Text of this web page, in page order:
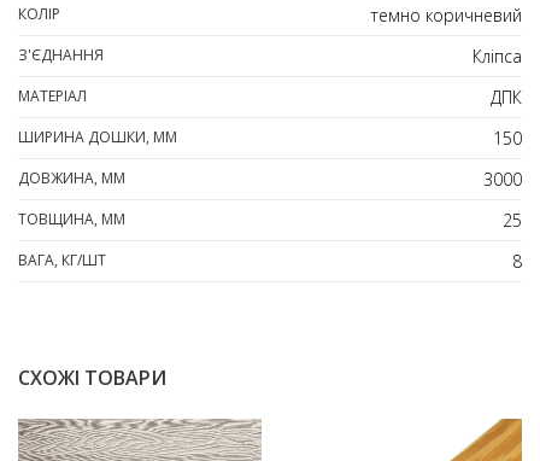
КОЛІР темно коричневий
З'ЄДНАННЯ Кліпса
МАТЕРІАЛ ДПК
ШИРИНА ДОШКИ, ММ 150
ДОВЖИНА, ММ 3000
ТОВЩИНА, ММ 25
ВАГА, КГ/ШТ 8
СХОЖІ ТОВАРИ